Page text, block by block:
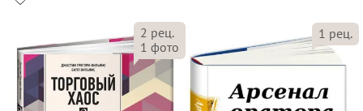
2 рец.
1 фото
1 рец.